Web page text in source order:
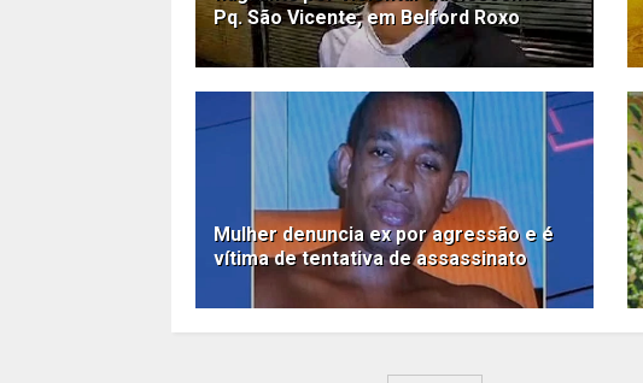
Pq. São Vicente, em Belford Roxo
Mulher denuncia ex por agressão e é
vítima de tentativa de assassinato